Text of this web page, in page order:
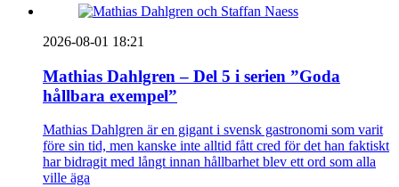
2026-08-01 18:21
Mathias Dahlgren – Del 5 i serien ”Goda
hållbara exempel”
Mathias Dahlgren är en gigant i svensk gastronomi som varit
före sin tid, men kanske inte alltid fått cred för det han faktiskt
har bidragit med långt innan hållbarhet blev ett ord som alla
ville äga